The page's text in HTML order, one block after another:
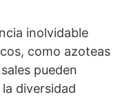
inolvidable
como azoteas
pueden
diversidad